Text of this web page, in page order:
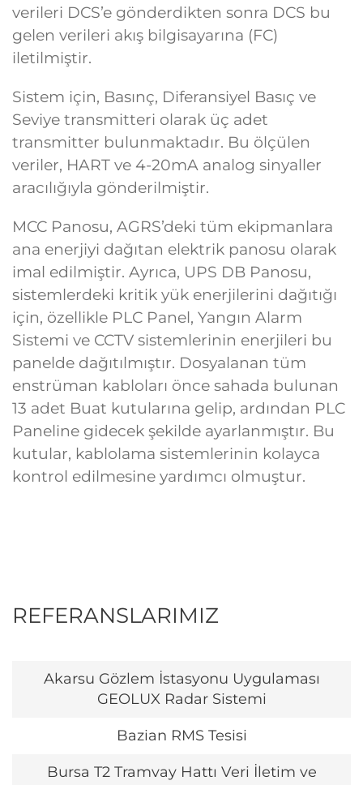
verileri DCS’e gönderdikten sonra DCS bu
gelen verileri akış bilgisayarına (FC)
iletilmiştir.
Sistem için, Basınç, Diferansiyel Basıç ve
Seviye transmitteri olarak üç adet
transmitter bulunmaktadır. Bu ölçülen
veriler, HART ve 4-20mA analog sinyaller
aracılığıyla gönderilmiştir.
MCC Panosu, AGRS’deki tüm ekipmanlara
ana enerjiyi dağıtan elektrik panosu olarak
imal edilmiştir. Ayrıca, UPS DB Panosu,
sistemlerdeki kritik yük enerjilerini dağıtığı
için, özellikle PLC Panel, Yangın Alarm
Sistemi ve CCTV sistemlerinin enerjileri bu
panelde dağıtılmıştır. Dosyalanan tüm
enstrüman kabloları önce sahada bulunan
13 adet Buat kutularına gelip, ardından PLC
Paneline gidecek şekilde ayarlanmıştır. Bu
kutular, kablolama sistemlerinin kolayca
kontrol edilmesine yardımcı olmuştur.
REFERANSLARIMIZ
Akarsu Gözlem İstasyonu Uygulaması
GEOLUX Radar Sistemi
Bazian RMS Tesisi
Bursa T2 Tramvay Hattı Veri İletim ve